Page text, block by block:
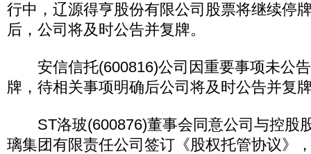
行中，辽源得亨股份有限公司股票将继续停
后，公司将及时公告并复牌。
安信信托(600816)公司因重要事项未公告
牌，待相关事项明确后公司将及时公告并复
ST洛玻(600876)董事会同意公司与控股
璃集团有限责任公司签订《股权托管协议》